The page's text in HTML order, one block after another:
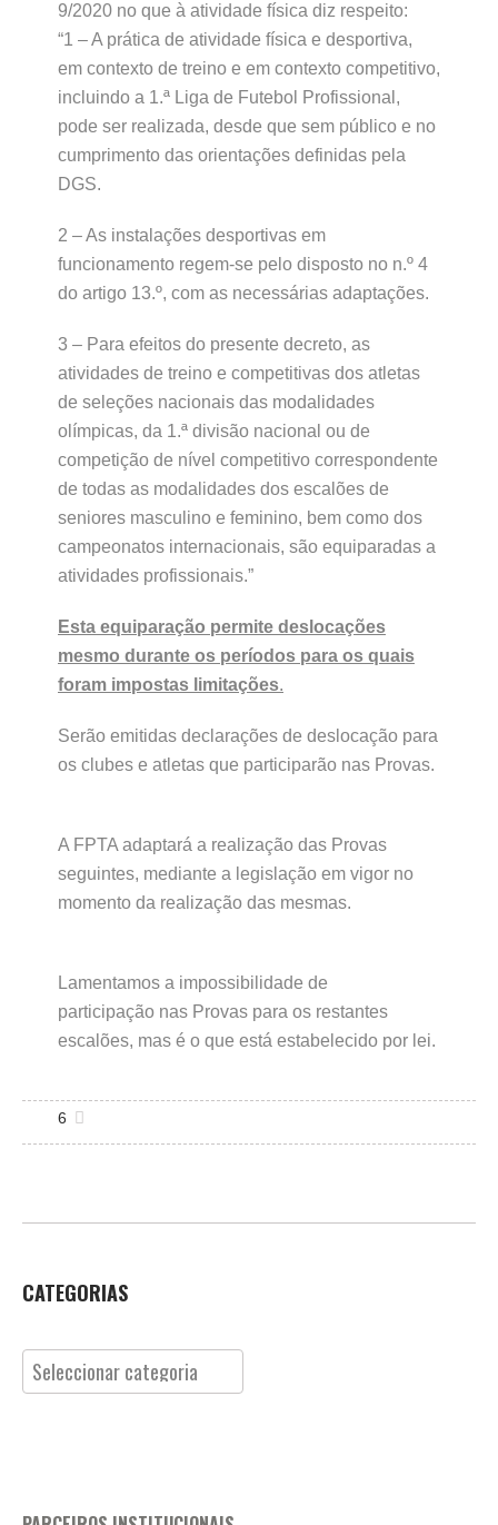
9/2020 no que à atividade física diz respeito:
“1 – A prática de atividade física e desportiva,
em contexto de treino e em contexto competitivo,
incluindo a 1.ª Liga de Futebol Profissional,
pode ser realizada, desde que sem público e no
cumprimento das orientações definidas pela
DGS.
2 – As instalações desportivas em
funcionamento regem-se pelo disposto no n.º 4
do artigo 13.º, com as necessárias adaptações.
3 – Para efeitos do presente decreto, as
atividades de treino e competitivas dos atletas
de seleções nacionais das modalidades
olímpicas, da 1.ª divisão nacional ou de
competição de nível competitivo correspondente
de todas as modalidades dos escalões de
seniores masculino e feminino, bem como dos
campeonatos internacionais, são equiparadas a
atividades profissionais.”
Esta equiparação permite deslocações
mesmo durante os períodos para os quais
foram impostas limitações.
Serão emitidas declarações de deslocação para
os clubes e atletas que participarão nas Provas.
A FPTA adaptará a realização das Provas
seguintes, mediante a legislação em vigor no
momento da realização das mesmas.
Lamentamos a impossibilidade de
participação nas Provas para os restantes
escalões, mas é o que está estabelecido por lei.
6
CATEGORIAS
Categorias